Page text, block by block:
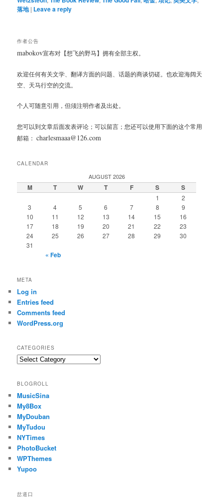
落地 | Leave a reply
作者公告
mabokov宣布对【想飞的野马】拥有全部主权。
欢迎任何有关文学、翻译方面的问题、话题的商谈切磋。也欢迎海阔天
空、天马行空的交流。
个人可随意引用，但须注明作者及出处。
您可以到文章后面发表评论；可以留言；您还可以使用下面的这个常用
邮箱： charlesmaaa@126.com
CALENDAR
AUGUST 2026
M T W T F S S
1
2
3
4 5 6 7 8
9
10
11 12 13 14 15
16
17
18 19 20 21 22
23
24
25 26 27 28 29
30
31
« Feb
META
Log in
Entries feed
Comments feed
WordPress.org
CATEGORIES
Categories
BLOGROLL
MusicSina
My8Box
MyDouban
MyTudou
NYTimes
PhotoBucket
WPThemes
Yupoo
岔道口